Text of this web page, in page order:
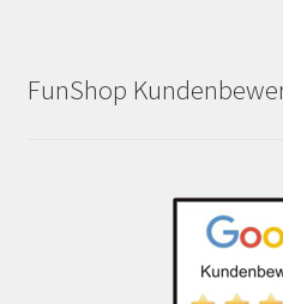
FunShop